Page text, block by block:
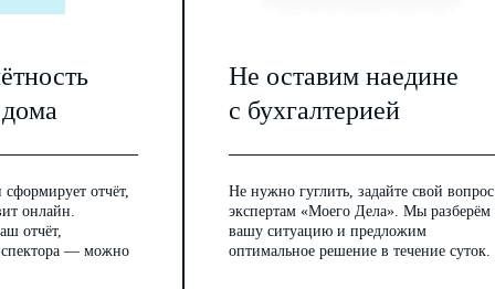
сформирует отчёт,
онлайн.
отчёт,
— можно
Не оставим наедине
с бухгалтерией
Не нужно гуглить, задайте свой вопрос
экспертам «Моего Дела». Мы разберём
вашу ситуацию и предложим
оптимальное решение в течение суток.